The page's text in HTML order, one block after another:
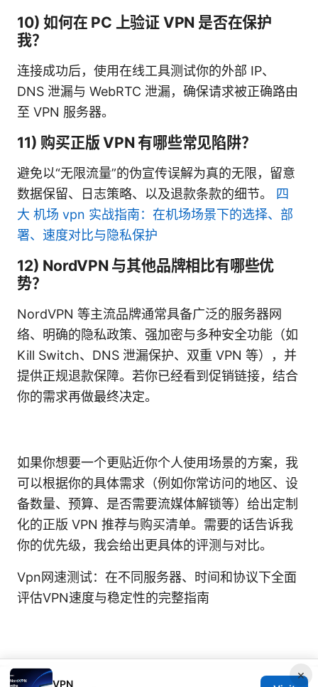
10) 如何在 PC 上验证 VPN 是否在保护
我？
连接成功后，使用在线工具测试你的外部 IP、
DNS 泄漏与 WebRTC 泄漏，确保请求被正确路由
至 VPN 服务器。
11) 购买正版 VPN 有哪些常见陷阱？
避免以“无限流量”的伪宣传误解为真的无限，留意
数据保留、日志策略、以及退款条款的细节。 四
大 机场 vpn 实战指南：在机场场景下的选择、部
署、速度对比与隐私保护
12) NordVPN 与其他品牌相比有哪些优
势？
NordVPN 等主流品牌通常具备广泛的服务器网
络、明确的隐私政策、强加密与多种安全功能（如
Kill Switch、DNS 泄漏保护、双重 VPN 等），并
提供正规退款保障。若你已经看到促销链接，结合
你的需求再做最终决定。
如果你想要一个更贴近你个人使用场景的方案，我
可以根据你的具体需求（例如你常访问的地区、设
备数量、预算、是否需要流媒体解锁等）给出定制
化的正版 VPN 推荐与购买清单。需要的话告诉我
你的优先级，我会给出更具体的评测与对比。
Vpn网速测试：在不同服务器、时间和协议下全面
评估VPN速度与稳定性的完整指南
×
VPN